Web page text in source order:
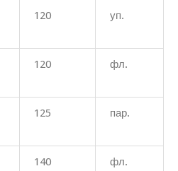
120 уп.
120 фл.
125 пар.
140 фл.